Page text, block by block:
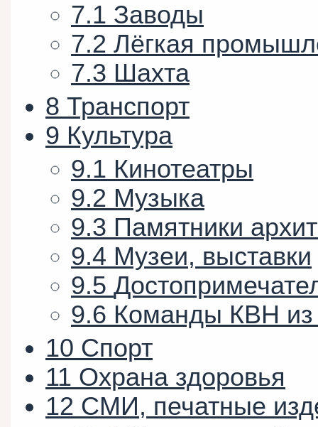
7.1 Заводы
7.2 Лёгкая
7.3 Шахта
8 Транспорт
9 Культура
9.1 Кинотеатры
9.2 Музыка
9.3 Памятники
9.4 Музеи, выставки
9.5
9.6 Команды КВН из
10 Спорт
11 Охрана здоровья
12 СМИ, печатные